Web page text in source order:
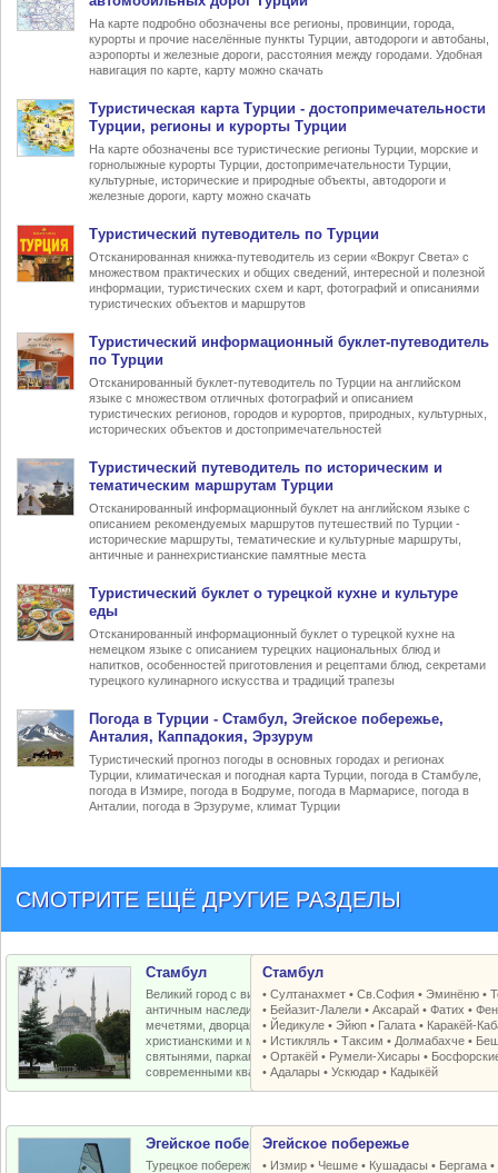
На карте подробно обозначены все регионы, провинции, города,
курорты и прочие населённые пункты Турции, автодороги и автобаны,
аэропорты и железные дороги, расстояния между городами. Удобная
навигация по карте, карту можно скачать
Туристическая карта Турции - достопримечательности
Турции, регионы и курорты Турции
На карте обозначены все туристические регионы Турции, морские и
горнолыжные курорты Турции, достопримечательности Турции,
культурные, исторические и природные объекты, автодороги и
железные дороги, карту можно скачать
Туристический путеводитель по Турции
Отсканированная книжка-путеводитель из серии «Вокруг Света» с
множеством практических и общих сведений, интересной и полезной
информации, туристических схем и карт, фотографий и описаниями
туристических объектов и маршрутов
Туристический информационный буклет-путеводитель
по Турции
Отсканированный буклет-путеводитель по Турции на английском
языке с множеством отличных фотографий и описанием
туристических регионов, городов и курортов, природных, культурных,
исторических объектов и достопримечательностей
Туристический путеводитель по историческим и
тематическим маршрутам Турции
Отсканированный информационный буклет на английском языке с
описанием рекомендуемых маршрутов путешествий по Турции -
исторические маршруты, тематические и культурные маршруты,
античные и раннехристианские памятные места
Туристический буклет о турецкой кухнеи культуре
еды
Отсканированный информационный буклет о турецкой кухне на
немецком языке с описанием турецких национальных блюд и
напитков, особенностей приготовления и рецептами блюд, секретами
турецкого кулинарного искусства и традиций трапезы
Погода в Турции - Стамбул, Эгейское побережье,
Анталия, Каппадокия, Эрзурум
Туристический прогноз погоды в основных городах и регионах
Турции, климатическая и погодная карта Турции, погода в Стамбуле,
погода в Измире, погода в Бодруме, погода в Мармарисе, погода в
Анталии, погода в Эрзуруме, климат Турции
СМОТРИТЕ ЕЩЁ ДРУГИЕ РАЗДЕЛЫ
Стамбул
Великий город с византийским и
античным наследием, османскими
мечетями, дворцами, крепостями,
христианскими и мусульманскими
святынями, парками, старыми и
современными кварталами
Стамбул
•Султанахмет •Св.София •Эминёню •
• Бейазит-Лалели •Аксарай •Фатих •
• Йедикуле •Эйюп • Галата • Каракёй-
• Истикляль •Таксим • Долмабахче •
•Ортакёй • Румели-Xисары •
•Адалары •Ускюдар • Кадыкёй
Эгейское побережье
Турецкое побережье Эгейского
Эгейское побережье
• Измир • Чешме • Кушадасы • Бергама •